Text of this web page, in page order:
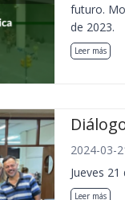
futuro.
de 2023.
Leer más
2024-03-
Jueves
Leer más